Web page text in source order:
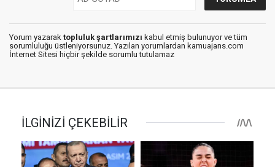
Yorum yazarak topluluk şartlarımızı kabul etmiş bulunuyor ve tüm
sorumluluğu üstleniyorsunuz. Yazılan yorumlardan kamuajans.com
İnternet Sitesi hiçbir şekilde sorumlu tutulamaz